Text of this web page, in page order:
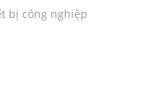
bị công nghiệp